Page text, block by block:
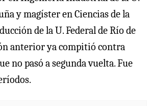
y magíster en Ciencias de la
de la U. Federal de Río de
anterior ya compitió contra
no pasó a segunda vuelta. Fue